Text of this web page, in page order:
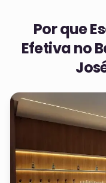
Por que
Efetiva no